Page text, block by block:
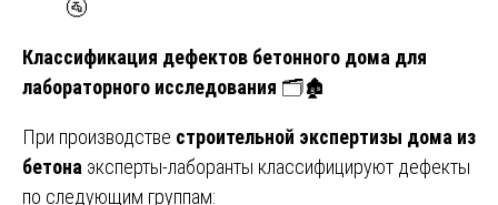
🚰
Классификация дефектов бетонного дома для
лабораторного исследования 🗂️🏚️
При производстве строительной экспертизы дома из
бетона эксперты-лаборанты классифицируют дефекты
по следующим группам: